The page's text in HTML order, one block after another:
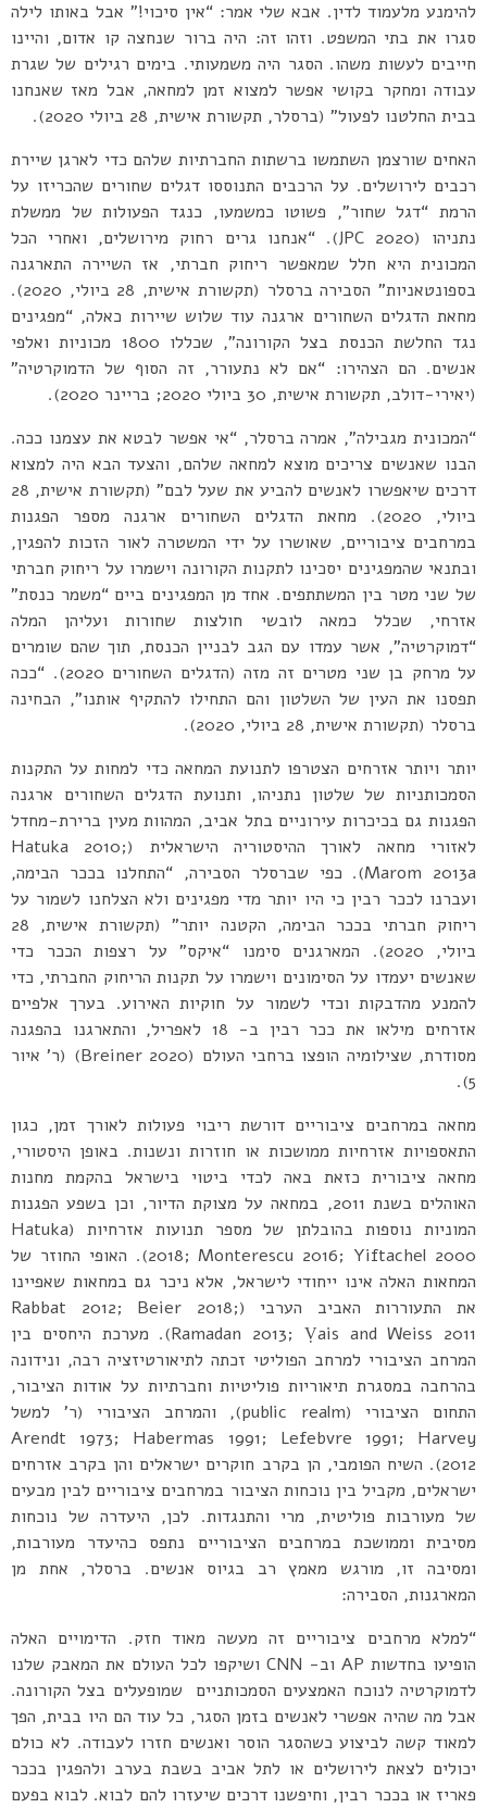
להימנע מלעמוד לדין. אבא שלי אמר: “אין סיכוי!” אבל באותו לילה
סגרו את בתי המשפט. וזהו זה: היה ברור שנחצה קו אדום, והיינו
חייבים לעשות משהו. הסגר היה משמעותי. בימים רגילים של שגרת
עבודה ומחקר בקושי אפשר למצוא זמן למחאה, אבל מאז שאנחנו
בבית החלטנו לפעול” (ברסלר, תקשורת אישית, 28 ביולי 2020).
האחים שורצמן השתמשו ברשתות החברתיות שלהם כדי לארגן שיירת
רכבים לירושלים. על הרכבים התנוססו דגלים שחורים שהכריזו על
הרמת “דגל שחור”, פשוטו כמשמעו, כנגד הפעולות של ממשלת
נתניהו (JPC 2020). “אנחנו גרים רחוק מירושלים, ואחרי הכל
המכונית היא חלל שמאפשר ריחוק חברתי, אז השיירה התארגנה
בספונטאניות” הסבירה ברסלר (תקשורת אישית, 28 ביולי, 2020).
מחאת הדגלים השחורים ארגנה עוד שלוש שיירות כאלה, “מפגינים
נגד החלשת הכנסת בצל הקורונה”, שכללו 1800 מכוניות ואלפי
אנשים. הם הצהירו: “אם לא נתעורר, זה הסוף של הדמוקרטיה”
(יאירי-דולב, תקשורת אישית, 30 ביולי 2020; בריינר 2020).
“המכונית מגבילה”, אמרה ברסלר, “אי אפשר לבטא את עצמנו ככה.
הבנו שאנשים צריכים מוצא למחאה שלהם, והצעד הבא היה למצוא
דרכים שיאפשרו לאנשים להביע את שעל לבם” (תקשורת אישית, 28
ביולי, 2020). מחאת הדגלים השחורים ארגנה מספר הפגנות
במרחבים ציבוריים, שאושרו על ידי המשטרה לאור הזכות להפגין,
ובתנאי שהמפגינים יסכינו לתקנות הקורונה וישמרו על ריחוק חברתי
של שני מטר בין המשתתפים. אחד מן המפגינים ביים “משמר כנסת”
אזרחי, שכלל כמאה לובשי חולצות שחורות ועליהן המלה
“דמוקרטיה”, אשר עמדו עם הגב לבניין הכנסת, תוך שהם שומרים
על מרחק בן שני מטרים זה מזה (הדגלים השחורים 2020). “ככה
תפסנו את העין של השלטון והם התחילו להתקיף אותנו”, הבחינה
ברסלר (תקשורת אישית, 28 ביולי, 2020).
יותר ויותר אזרחים הצטרפו לתנועת המחאה כדי למחות על התקנות
הסמכותניות של שלטון נתניהו, ותנועת הדגלים השחורים ארגנה
הפגנות גם בכיכרות עירוניים בתל אביב, המהוות מעין ברירת-מחדל
לאזורי מחאה לאורך ההיסטוריה הישראלית (Hatuka 2010;
Marom 2013a). כפי שברסלר הסבירה, “התחלנו בככר הבימה,
ועברנו לככר רבין כי היו יותר מדי מפגינים ולא הצלחנו לשמור על
ריחוק חברתי בככר הבימה, הקטנה יותר” (תקשורת אישית, 28
ביולי, 2020). המארגנים סימנו “איקס” על רצפות הככר כדי
שאנשים יעמדו על הסימונים וישמרו על תקנות הריחוק החברתי, כדי
להמנע מהדבקות וכדי לשמור על חוקיות האירוע. בערך אלפיים
אזרחים מילאו את ככר רבין ב- 18 לאפריל, והתארגנו בהפגנה
מסודרת, שצילומיה הופצו ברחבי העולם (Breiner 2020) (ר’ איור
5).
מחאה במרחבים ציבוריים דורשת ריבוי פעולות לאורך זמן, כגון
התאספויות אזרחיות ממושכות או חוזרות ונשנות. באופן היסטורי,
מחאה ציבורית כזאת באה לכדי ביטוי בישראל בהקמת מחנות
האוהלים בשנת 2011, במחאה על מצוקת הדיור, וכן בשפע הפגנות
המוניות נוספות בהובלתן של מספר תנועות אזרחיות (Hatuka
2018; Monterescu 2016; Yiftachel 2000). האופי החוזר של
המחאות האלה אינו ייחודי לישראל, אלא ניכר גם במחאות שאפיינו
את התעוררות האביב הערבי (Rabbat 2012; Beier 2018;
Ramadan 2013; Ṿais and Weiss 2011). מערכת היחסים בין
המרחב הציבורי למרחב הפוליטי זכתה לתיאורטיזציה רבה, ונידונה
בהרחבה במסגרת תיאוריות פוליטיות וחברתיות על אודות הציבור,
התחום הציבורי (public realm), והמרחב הציבורי (ר’ למשל
Arendt 1973; Habermas 1991; Lefebvre 1991; Harvey
2012). השיח הפומבי, הן בקרב חוקרים ישראלים והן בקרב אזרחים
ישראלים, מקביל בין נוכחות הציבור במרחבים ציבוריים לבין מבעים
של מעורבות פוליטית, מרי והתנגדות. לכן, היעדרה של נוכחות
מסיבית וממושכת במרחבים הציבוריים נתפס כהיעדר מעורבות,
ומסיבה זו, מורגש מאמץ רב בגיוס אנשים. ברסלר, אחת מן
המארגנות, הסבירה:
“למלא מרחבים ציבוריים זה מעשה מאוד חזק. הדימויים האלה
הופיעו בחדשות AP וב- CNN ושיקפו לכל העולם את המאבק שלנו
לדמוקרטיה לנוכח האמצעים הסמכותניים שמופעלים בצל הקורונה.
אבל מה שהיה אפשרי לאנשים בזמן הסגר, כל עוד הם היו בבית, הפך
למאוד קשה לביצוע כשהסגר הוסר ואנשים חזרו לעבודה. לא כולם
יכולים לצאת לירושלים או לתל אביב בשבת בערב ולהפגין בככר
פאריז או בככר רבין, וחיפשנו דרכים שיעזרו להם לבוא. לבוא בפעם